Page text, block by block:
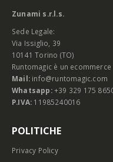
Zunami s.r.l.s.
Sede Legale:
Via Issiglio, 39
10141 Torino (TO)
Runtomagic è un
Mail: info@runtomagic.com
Whatsapp: +39 329 175
P.IVA: 11985240016
POLITICHE
Privacy Policy